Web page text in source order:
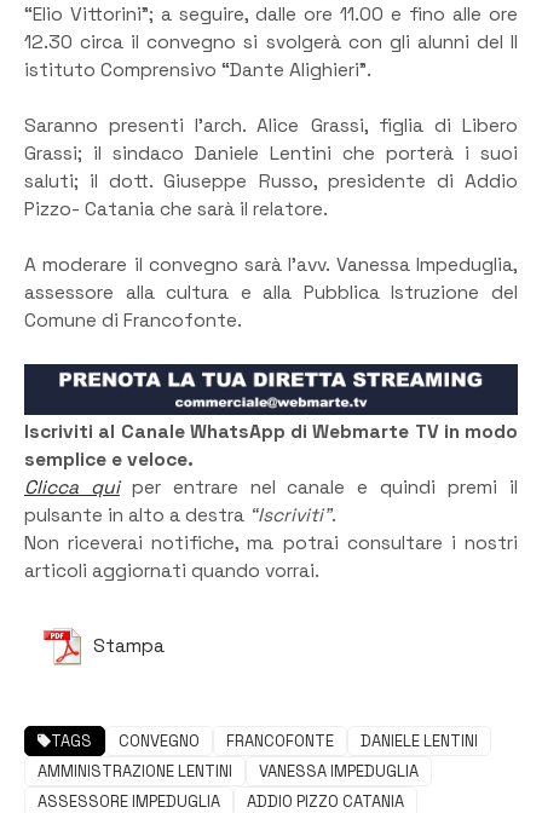
“Elio Vittorini”; a seguire, dalle ore 11.00 e fino alle ore
12.30 circa il convegno si svolgerà con gli alunni del II
istituto Comprensivo “Dante Alighieri”.
Saranno presenti l’arch. Alice Grassi, figlia di Libero
Grassi; il sindaco Daniele Lentini che porterà i suoi
saluti; il dott. Giuseppe Russo, presidente di Addio
Pizzo- Catania che sarà il relatore.
A moderare il convegno sarà l’avv. Vanessa Impeduglia,
assessore alla cultura e alla Pubblica Istruzione del
Comune di Francofonte.
Iscriviti al Canale WhatsApp di Webmarte TV in modo
semplice e veloce.
Clicca quiper entrare nel canale e quindi premi il
pulsante in alto a destra “Iscriviti”.
Non riceverai notifiche, ma potrai consultare i nostri
articoli aggiornati quando vorrai.
Stampa
TAGS CONVEGNO FRANCOFONTE
DANIELE LENTINI
AMMINISTRAZIONE LENTINI
VANESSA IMPEDUGLIA
ASSESSORE IMPEDUGLIA
ADDIO PIZZO CATANIA